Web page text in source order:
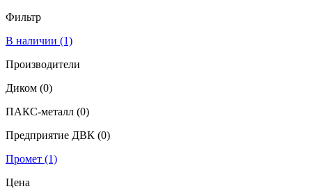
Фильтр
В наличии (1)
Производители
Диком (0)
ПАКС-металл (0)
Предприятие ДВК (0)
Промет (1)
Цена